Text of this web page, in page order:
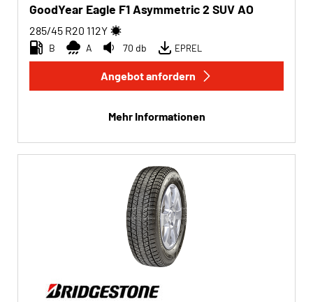
GoodYear Eagle F1 Asymmetric 2 SUV AO
285/45 R20 112Y
B A 70 db EPREL
Angebot anfordern
Mehr Informationen